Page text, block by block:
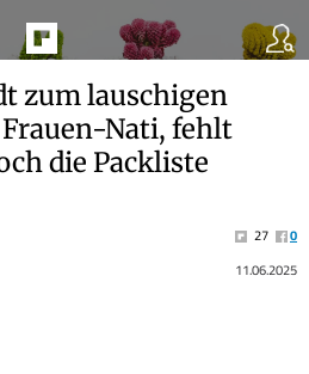
zum lauschigen
Nati, fehlt
die Packliste
27
0
11.06.2025